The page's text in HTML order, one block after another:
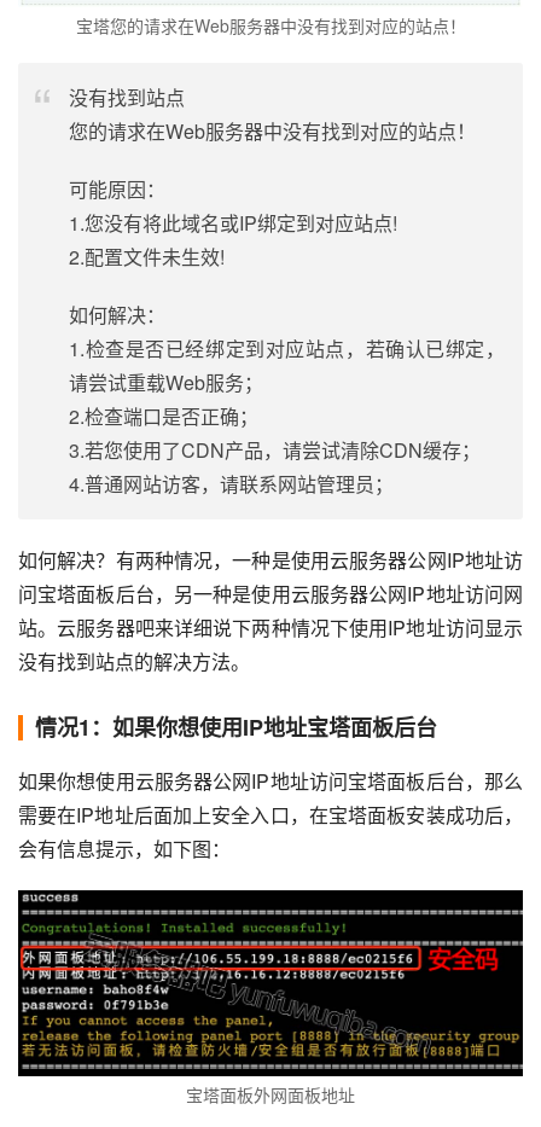
宝塔您的请求在Web服务器中没有找到对应的站点！
没有找到站点
您的请求在Web服务器中没有找到对应的站点！
可能原因：
1.您没有将此域名或IP绑定到对应站点!
2.配置文件未生效!
如何解决：
1.检查是否已经绑定到对应站点，若确认已绑定，
请尝试重载Web服务；
2.检查端口是否正确；
3.若您使用了CDN产品，请尝试清除CDN缓存；
4.普通网站访客，请联系网站管理员；
如何解决？有两种情况，一种是使用云服务器公网IP地址访
问宝塔面板后台，另一种是使用云服务器公网IP地址访问网
站。云服务器吧来详细说下两种情况下使用IP地址访问显示
没有找到站点的解决方法。
情况1：如果你想使用IP地址宝塔面板后台
如果你想使用云服务器公网IP地址访问宝塔面板后台，那么
需要在IP地址后面加上安全入口，在宝塔面板安装成功后，
会有信息提示，如下图：
宝塔面板外网面板地址